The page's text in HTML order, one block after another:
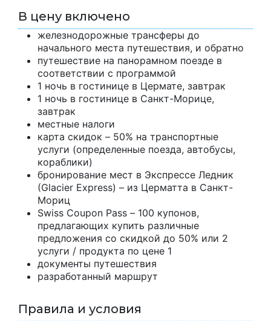
В цену включено
железнодорожные трансферы до
начального места путешествия, и обратно
путешествие на панорамном поезде в
соответствии с программой
1 ночь в гостинице в Цермате, завтрак
1 ночь в гостинице в Санкт-Морице,
завтрак
местные налоги
карта скидок – 50% на транспортные
услуги (определенные поезда, автобусы,
кораблики)
бронирование мест в Экспрессе Ледник
(Glacier Express) – из Церматта в Санкт-
Мориц
Swiss Coupon Pass – 100 купонов,
предлагающих купить различные
предложения со скидкой до 50% или 2
услуги / продукта по цене 1
документы путешествия
разработанный маршрут
Правила и условия